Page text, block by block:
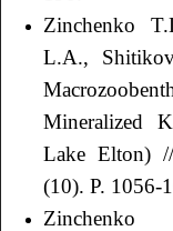
Zinchenko
L.A.,
Mineralized
Lake Elton)
(10). P. 1056-
Zinchenko